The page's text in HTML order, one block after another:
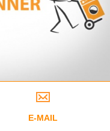
E-MAIL